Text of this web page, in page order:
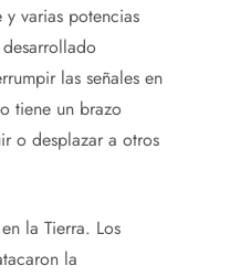
varias potencias
las señales en
tiene un brazo
o desplazar a otros
la Tierra. Los
la